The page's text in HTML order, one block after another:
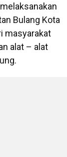
Bulang Kota
masyarakat
alat – alat